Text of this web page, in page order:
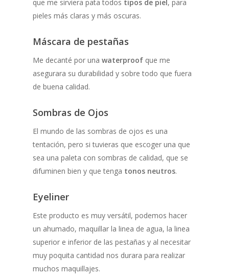
que me sirviera pata todos tipos de piel, para
pieles más claras y más oscuras.
Máscara de pestañas
Me decanté por una waterproof que me
asegurara su durabilidad y sobre todo que fuera
de buena calidad.
Sombras de Ojos
El mundo de las sombras de ojos es una
tentación, pero si tuvieras que escoger una que
sea una paleta con sombras de calidad, que se
difuminen bien y que tenga tonos neutros.
Eyeliner
Este producto es muy versátil, podemos hacer
un ahumado, maquillar la linea de agua, la linea
superior e inferior de las pestañas y al necesitar
muy poquita cantidad nos durara para realizar
muchos maquillajes.